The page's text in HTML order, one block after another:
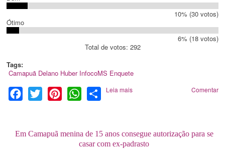
10% (30 votos)
Ótimo
6% (18 votos)
Total de votos: 292
Tags:
Camapuã Delano Huber InfocoMS Enquete
Facebook
Twitter PinterestWhatsApp
Share
Leia mais Comentar
Em Camapuã menina de 15 anos consegue autorização para se
casar com ex-padrasto